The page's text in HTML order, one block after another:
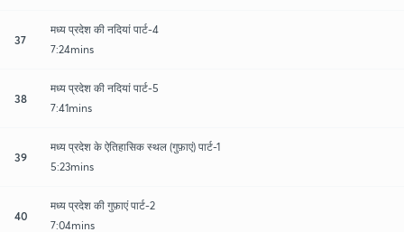
37
मध्य प्रदेश की नदियां पार्ट-4
7:24mins
38
मध्य प्रदेश की नदियां पार्ट-5
7:41mins
39
मध्य प्रदेश के ऐतिहासिक स्थल (गुफ़ाएं) पार्ट-1
5:23mins
40
मध्य प्रदेश की गुफ़ाएं पार्ट-2
7:04mins